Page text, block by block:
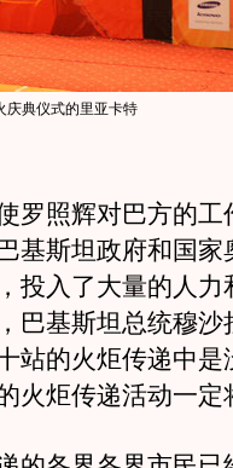
庆典仪式的里亚卡特
照辉对巴方的工
基斯坦政府和国家
投入了大量的人力
巴基斯坦总统穆沙
站的火炬传递中是
火炬传递活动一定